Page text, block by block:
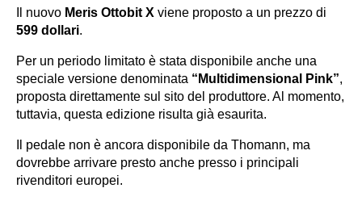
Il nuovo Meris Ottobit X viene proposto a un prezzo di
599 dollari.
Per un periodo limitato è stata disponibile anche una
speciale versione denominata “Multidimensional Pink”,
proposta direttamente sul sito del produttore. Al momento,
tuttavia, questa edizione risulta già esaurita.
Il pedale non è ancora disponibile da Thomann, ma
dovrebbe arrivare presto anche presso i principali
rivenditori europei.